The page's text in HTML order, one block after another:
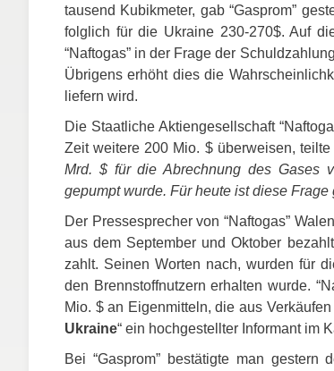
tausend Kubikmeter, gab “Gasprom”
folglich für die Ukraine 230-270$. Auf
“Naftogas” in der Frage der
Übrigens erhöht dies die
liefern wird.
Die Staatliche Aktiengesellschaft
Zeit weitere 200 Mio. $ überweisen,
Mrd. $ für die Abrechnung des Gases
gepumpt wurde. Für heute ist diese
Der Pressesprecher von “Naftogas”
aus dem September und Oktober
zahlt. Seinen Worten nach, wurden für
den Brennstoffnutzern erhalten wurde.
Mio. $ an Eigenmitteln, die aus
Ukraine“ ein hochgestellter Informant im
Bei “Gasprom” bestätigte man